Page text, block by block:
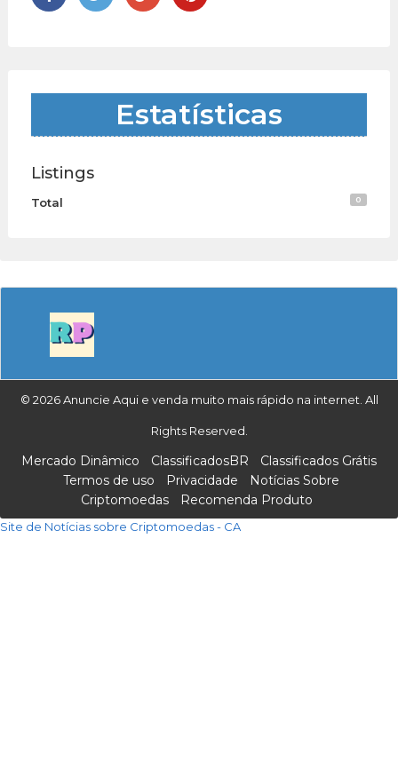
Estatísticas
Listings
Total 0
© 2026 Anuncie Aqui e venda muito mais rápido na internet. All
Rights Reserved.
Mercado Dinâmico ClassificadosBR
Classificados Grátis
Termos de uso
Privacidade
Notícias Sobre
Criptomoedas
Recomenda Produto
Site de Notícias sobre Criptomoedas - CA